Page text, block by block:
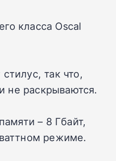
класса Oscal
так что,
не раскрываются.
– 8 Гбайт,
режиме.